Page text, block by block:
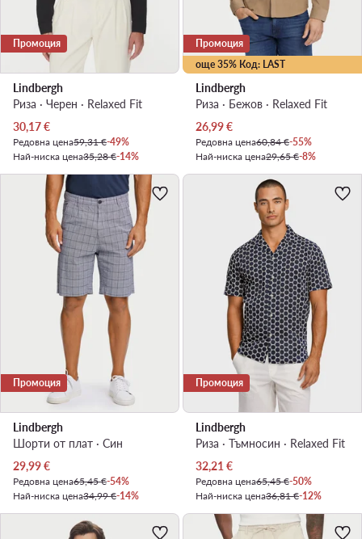
Промоция
Lindbergh
Риза · Черен · Relaxed Fit
Актуална цена
30,17€
Редовна цена59,31 €-49%
Най-ниска цена35,28 €-14%
още 35% Код: LAST
Промоция
Lindbergh
Риза · Бежов · Relaxed Fit
Актуална цена
26,99€
Редовна цена60,84 €-55%
Най-ниска цена29,65 €-8%
Промоция
Lindbergh
Шорти от плат · Син
Актуална цена
29,99€
Редовна цена65,45 €-54%
Най-ниска цена34,99 €-14%
Промоция
Lindbergh
Риза · Тъмносин · Relaxed Fit
Актуална цена
32,21 €
Редовна цена65,45 €-50%
Най-ниска цена36,81 €-12%